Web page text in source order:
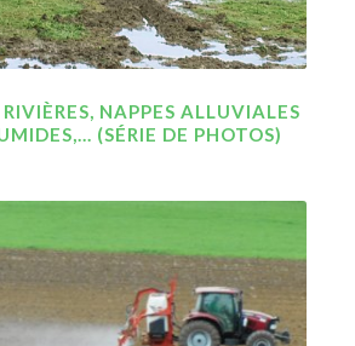
NAPPES ALLUVIALES
(SÉRIE DE PHOTOS)